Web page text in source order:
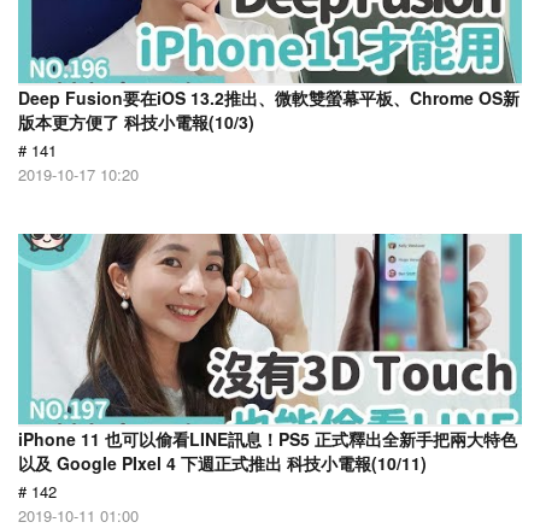
Deep Fusion要在iOS 13.2推出、微軟雙螢幕平板、Chrome OS新
版本更方便了 科技小電報(10/3)
# 141
2019-10-17 10:20
iPhone 11 也可以偷看LINE訊息！PS5 正式釋出全新手把兩大特色
以及 Google PIxel 4 下週正式推出 科技小電報(10/11)
# 142
2019-10-11 01:00